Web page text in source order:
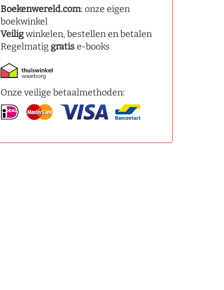
Boekenwereld.com: onze eigen
boekwinkel
Veiligwinkelen, bestellen en betalen
Regelmatig gratise-books
Onze veilige betaalmethoden: